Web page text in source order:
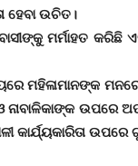
ହେବା ଉଚିତ।
ମର୍ମାହତ କରିଛି
ମହିଳାମାନଙ୍କ
ଉପରେ
କାର୍ଯ୍ୟକାରିତା